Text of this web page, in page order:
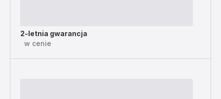
2-letnia gwarancja
w cenie